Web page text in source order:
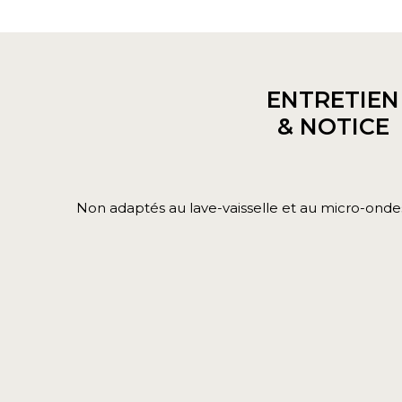
ENTRETIEN
& NOTICE
Non adaptés au lave-vaisselle et au micro-